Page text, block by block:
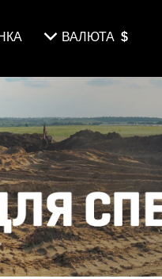
ВАЛЮТА $